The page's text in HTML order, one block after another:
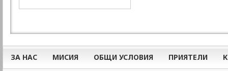
ЗА НАС МИСИЯ ОБЩИ УСЛОВИЯ ПРИЯТЕЛИ